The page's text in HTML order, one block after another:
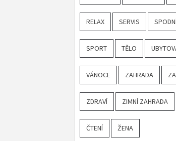
RELAX SERVIS
SPORT TĚLO
VÁNOCE ZAHRADA
ZDRAVÍ ZIMNÍ ZAHRADA
ČTENÍ ŽENA